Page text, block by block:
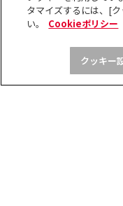
タマイズするには、[
い。
Cookieポリシー
クッキー